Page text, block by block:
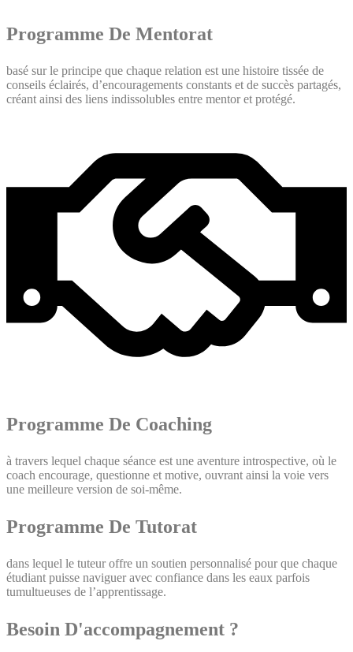
Programme De Mentorat
basé sur le principe que chaque relation est une histoire tissée de
conseils éclairés, d’encouragements constants et de succès partagés,
créant ainsi des liens indissolubles entre mentor et protégé.
Programme De Coaching
à travers lequel chaque séance est une aventure introspective, où le
coach encourage, questionne et motive, ouvrant ainsi la voie vers
une meilleure version de soi-même.
Programme De Tutorat
dans lequel le tuteur offre un soutien personnalisé pour que chaque
étudiant puisse naviguer avec confiance dans les eaux parfois
tumultueuses de l’apprentissage.
Besoin D'accompagnement ?